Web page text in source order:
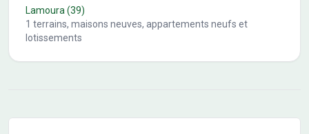
Lamoura(39)
1 terrains, maisons neuves, appartements neufs et
lotissements